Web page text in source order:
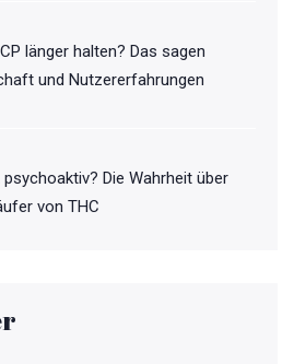
länger halten? Das sagen
und Nutzererfahrungen
psychoaktiv? Die Wahrheit über
von THC